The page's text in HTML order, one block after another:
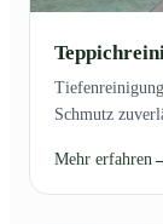
Schmutz
Mehr erfahren